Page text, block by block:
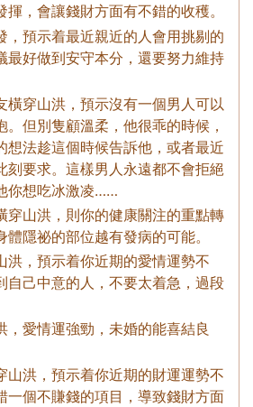
，會讓錢財方面有不錯的收穫。
，預示着最近親近的人會用挑剔的
最好做到安守本分，還要努力維持
橫穿山洪，預示沒有一個男人可以
但別隻顧溫柔，他很乖的時候，
想法趁這個時候告訴他，或者最近
刻要求。這樣男人永遠都不會拒絕
你想吃冰激凌……
穿山洪，則你的健康關注的重點轉
隱祕的部位越有發病的可能。
洪，預示着你近期的愛情運勢不
自己中意的人，不要太着急，過段
，愛情運強勁，未婚的能喜結良
山洪，預示着你近期的財運運勢不
一個不賺錢的項目，導致錢財方面